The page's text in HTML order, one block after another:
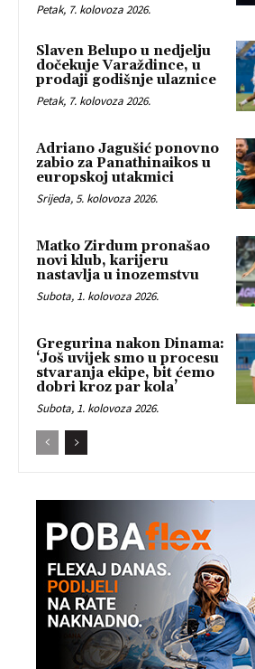
Petak, 7. kolovoza 2026.
Slaven Belupo u nedjelju
dočekuje Varaždince, u
prodaji godišnje ulaznice
Petak, 7. kolovoza 2026.
Adriano Jagušić ponovno
zabio za Panathinaikos u
europskoj utakmici
Srijeda, 5. kolovoza 2026.
Matko Zirdum pronašao
novi klub, karijeru
nastavlja u inozemstvu
Subota, 1. kolovoza 2026.
Gregurina nakon Dinama:
‘Još uvijek smo u procesu
stvaranja ekipe, bit ćemo
dobri kroz par kola’
Subota, 1. kolovoza 2026.